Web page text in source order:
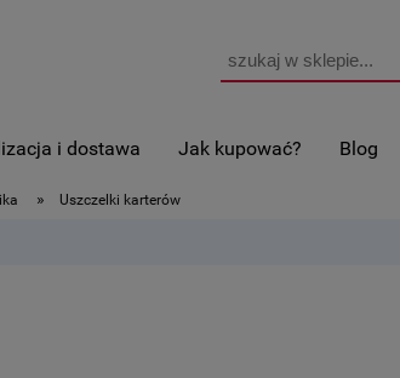
i dostawa Jak kupować? Blog
» Uszczelki karterów